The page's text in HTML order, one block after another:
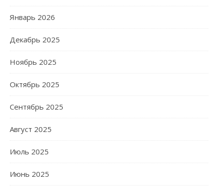
Январь 2026
Декабрь 2025
Ноябрь 2025
Октябрь 2025
Сентябрь 2025
Август 2025
Июль 2025
Июнь 2025